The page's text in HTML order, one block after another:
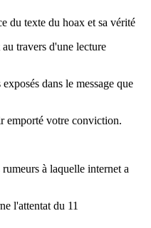
du texte du hoax et sa vérité
travers d'une lecture
dans le message que
emporté votre conviction.
à laquelle internet a
l'attentat du 11